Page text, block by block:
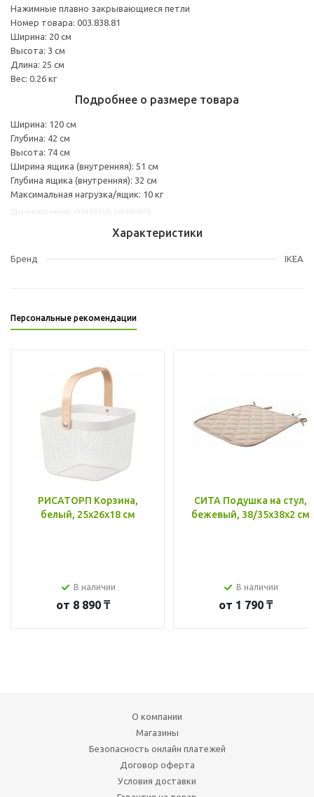
Нажимные плавно закрывающиеся петли
Номер товара: 003.838.81
Ширина: 20 см
Высота: 3 см
Длина: 25 см
Вес: 0.26 кг
Подробнее о размере товара
Ширина: 120 см
Глубина: 42 см
Высота: 74 см
Ширина ящика (внутренняя): 51 см
Глубина ящика (внутренняя): 32 см
Максимальная нагрузка/ящик: 10 кг
Характеристики
Бренд IKEA
Персональные рекомендации
РИСАТОРП Корзина,
белый, 25x26x18 см
В наличии
от 8 890 ₸
СИТА Подушка на стул,
бежевый, 38/35x38x2 см
В наличии
от 1 790 ₸
О компании
Магазины
Безопасность онлайн платежей
Договор оферта
Условия доставки